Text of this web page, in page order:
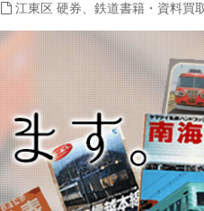
江東区 硬券、鉄道書籍・資料買